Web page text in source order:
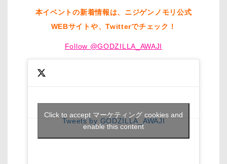
本イベントの新着情報は、ニジゲンノモリ公式
WEBサイトや、Twitterでチェック！
Follow @GODZILLA_AWAJI
Tweets by GODZILLA_AWAJI
Click to accept マーケティング cookies and
enable this content